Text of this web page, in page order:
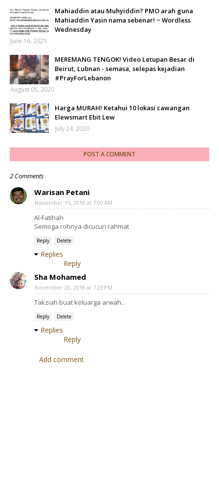
Mahiaddin atau Muhyiddin? PMO arah guna
Mahiaddin Yasin nama sebenar! ~ Wordless
Wednesday
June 16, 2021
MEREMANG TENGOK! Video Letupan Besar di
Beirut, Lubnan - semasa, selepas kejadian
#PrayForLebanon
August 05, 2020
Harga MURAH! Ketahui 10 lokasi cawangan
Elewsmart Ebit Lew
July 24, 2020
POST A COMMENT
2 Comments
Warisan Petani
November 15, 2018 at 7:00 AM
Al-Fatihah
Semoga rohnya dicucuri rahmat
Reply Delete
Replies
Reply
Sha Mohamed
November 20, 2018 at 7:23 PM
Takziah buat keluarga arwah..
Reply Delete
Replies
Reply
Add comment